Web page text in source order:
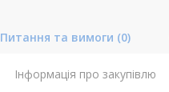
Питання та вимоги (0)
Інформація про закупівлю